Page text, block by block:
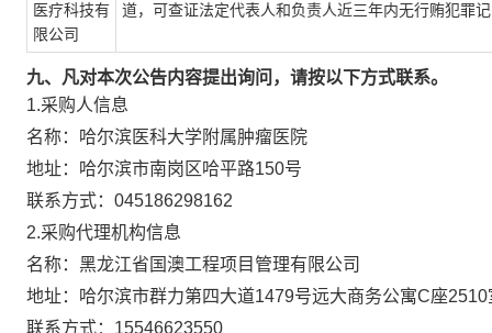
医疗科技有
限公司
道，可查证法定代表人和负责人近三年内无行贿犯罪
九、凡对本次公告内容提出询问，请按以下方式联系。
1.采购人信息
名称： 哈尔滨医科大学附属肿瘤医院
地址： 哈尔滨市南岗区哈平路150号
联系方式： 045186298162
2.采购代理机构信息
名称： 黑龙江省国澳工程项目管理有限公司
地址： 哈尔滨市群力第四大道1479号远大商务公寓C座2510
联系方式： 15546623550